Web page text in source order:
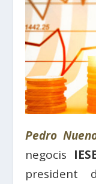
Pedro
negocis
president